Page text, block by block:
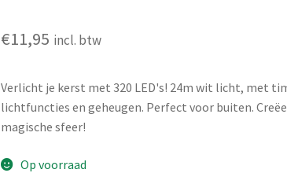
€11,95 incl. btw
Verlicht je kerst met 320 LED's! 24m wit licht, met
lichtfuncties en geheugen. Perfect voor buiten.
magische sfeer!
Op voorraad